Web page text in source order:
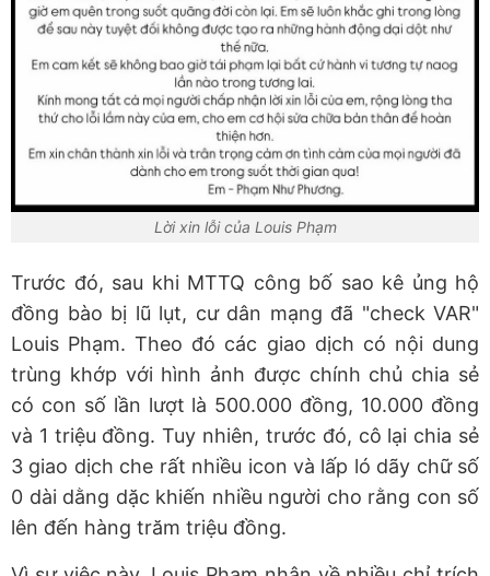
Lời xin lỗi của Louis Phạm
Trước đó, sau khi MTTQ công bố sao kê ủng hộ
đồng bào bị lũ lụt, cư dân mạng đã "check VAR"
Louis Phạm. Theo đó các giao dịch có nội dung
trùng khớp với hình ảnh được chính chủ chia sẻ
có con số lần lượt là 500.000 đồng, 10.000 đồng
và 1 triệu đồng. Tuy nhiên, trước đó, cô lại chia sẻ
3 giao dịch che rất nhiều icon và lấp ló dãy chữ số
0 dài dằng dặc khiến nhiều người cho rằng con số
lên đến hàng trăm triệu đồng.